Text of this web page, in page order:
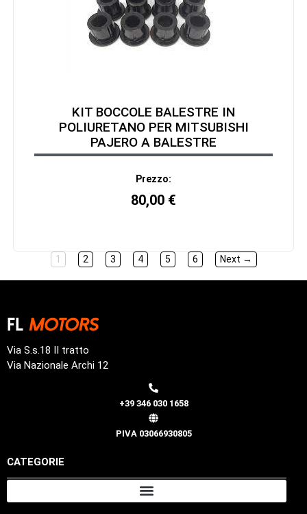
KIT BOCCOLE BALESTRE IN
POLIURETANO PER MITSUBISHI
PAJERO A BALESTRE
Prezzo:
80,00 €
1 2 3 4 5 6 Next →
Via S.s.18 II tratto
Via Nazionale Archi 12
+39 346 030 1658
PIVA 03066930805
CATEGORIE